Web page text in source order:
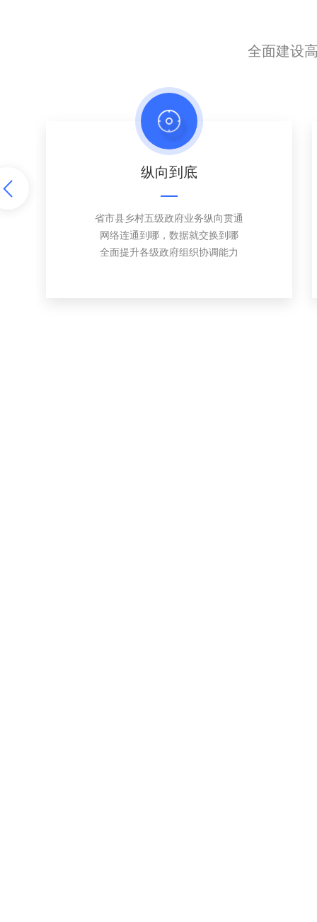
全面建设
纵向到底
省市县乡村五级政府业务纵向贯通
网络连通到哪，数据就交换到哪
全面提升各级政府组织协调能力